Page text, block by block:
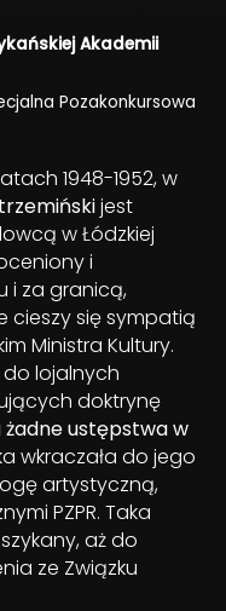
Akademii
Pozakonkursowa
1948-1952, w
jest
w Łódzkiej
i
i za granicą,
cieszy się sympatią
Ministra Kultury.
do lojalnych
doktrynę
żadne ustępstwa w
wkraczała do jego
artystyczną,
PZPR. Taka
aż do
ze Związku